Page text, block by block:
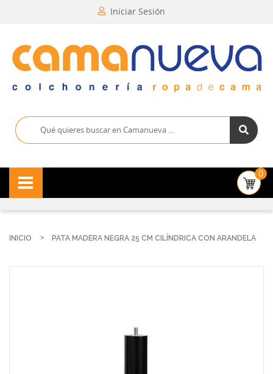
Iniciar Sesión
0
INICIO PATA MADERA NEGRA 25 CM CILÍNDRICA CON ARANDELA